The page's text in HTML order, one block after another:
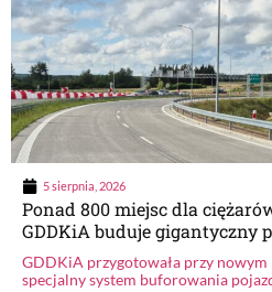
5 sierpnia, 2026
Ponad 800 miejsc dla
GDDKiA buduje gigantyczny
GDDKiA przygotowała przy nowym
specjalny system buforowania